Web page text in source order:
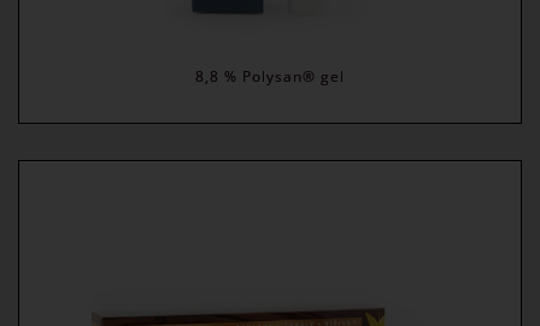
8,8 % Polysan® gel